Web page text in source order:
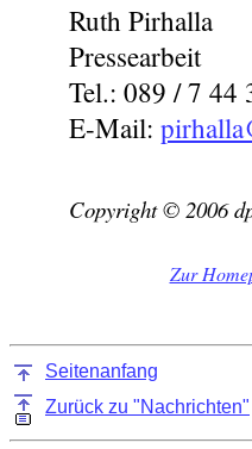
Ruth Pirhalla
Pressearbeit
Tel.: 089 / 7
E-Mail:
Copyright © 2006
Zur
Seitenanfang
Zurück zu "Nachrichten"